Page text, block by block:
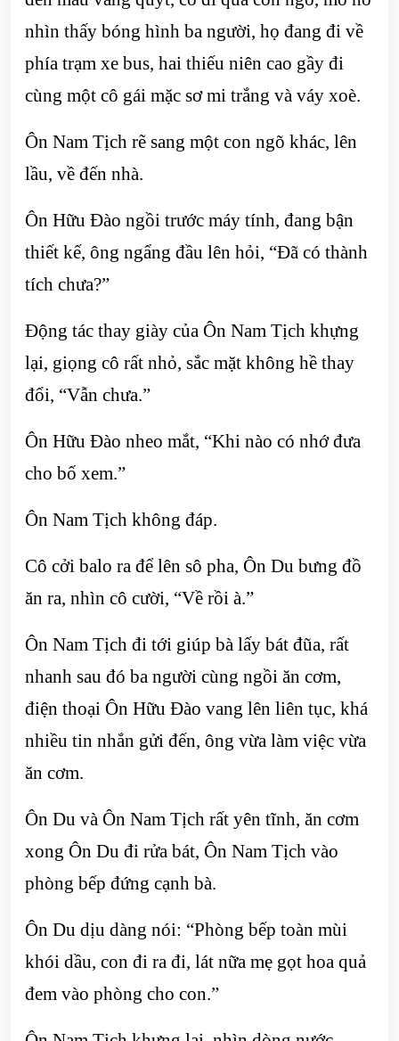
nhìn thấy bóng hình ba người, họ đang đi về
phía trạm xe bus, hai thiếu niên cao gầy đi
cùng một cô gái mặc sơ mi trắng và váy xoè.
Ôn Nam Tịch rẽ sang một con ngõ khác, lên
lầu, về đến nhà.
Ôn Hữu Đào ngồi trước máy tính, đang bận
thiết kế, ông ngẩng đầu lên hỏi, “Đã có thành
tích chưa?”
Động tác thay giày của Ôn Nam Tịch khựng
lại, giọng cô rất nhỏ, sắc mặt không hề thay
đổi, “Vẫn chưa.”
Ôn Hữu Đào nheo mắt, “Khi nào có nhớ đưa
cho bố xem.”
Ôn Nam Tịch không đáp.
Cô cởi balo ra để lên sô pha, Ôn Du bưng đồ
ăn ra, nhìn cô cười, “Về rồi à.”
Ôn Nam Tịch đi tới giúp bà lấy bát đũa, rất
nhanh sau đó ba người cùng ngồi ăn cơm,
điện thoại Ôn Hữu Đào vang lên liên tục, khá
nhiều tin nhắn gửi đến, ông vừa làm việc vừa
ăn cơm.
Ôn Du và Ôn Nam Tịch rất yên tĩnh, ăn cơm
xong Ôn Du đi rửa bát, Ôn Nam Tịch vào
phòng bếp đứng cạnh bà.
Ôn Du dịu dàng nói: “Phòng bếp toàn mùi
khói dầu, con đi ra đi, lát nữa mẹ gọt hoa quả
đem vào phòng cho con.”